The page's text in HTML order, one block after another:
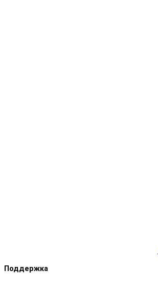
Поддержка